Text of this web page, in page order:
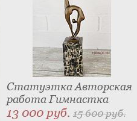
Статуэтка Авторская
работа Гимнастка
13 000 руб. 15 600 руб.